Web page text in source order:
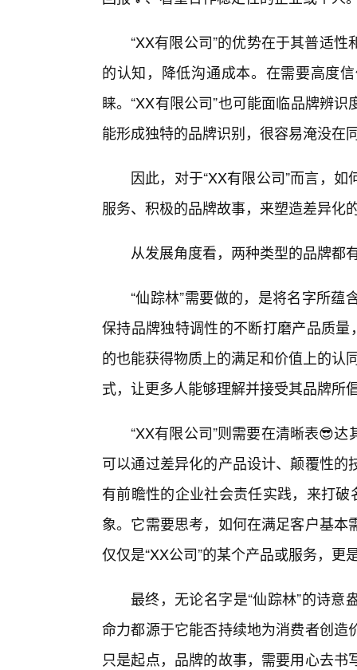
“XX有限公司”的优势在于其普适
的认知，降低沟通成本。在需要高度
睐。“XX有限公司”也可能面临品牌辨
能形成独特的品牌识别，很容易淹没在
因此，对于“XX有限公司”而言，
服务、积极的品牌故事，来塑造差异化
从发展角度看，两种类型的品牌都
“仙踪林”需要做的，是将名字所
保持品牌独特调性的不断打磨产品质
的也能获得物质上的满足和价值上的认
式，让更多人能够理解并接受其品牌所
“XX有限公司”则需要在清晰表😎
可以通过差异化的产品设计、颠覆性
有前瞻性的企业社会责任实践，来打
象。它需要思考，如何在满足客户基
仅仅是“XX公司”的某个产品或服务，更
最终，无论名字是“仙踪林”的诗意
命力都源于它能否持续地为消费者创
只是起点，品牌的故事，需要用心去